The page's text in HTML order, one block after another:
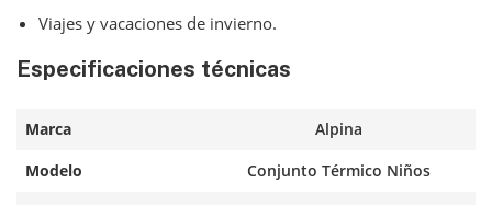
Viajes y vacaciones de invierno.
Especificaciones técnicas
Marca
Alpina
Modelo
Conjunto Térmico Niños